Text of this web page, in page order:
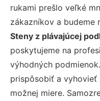
rukami prešlo veľké
zákazníkov a budeme
Steny z plávajúcej
poskytujeme na
výhodných
prispôsobiť a vyhovieť
možnej miere.